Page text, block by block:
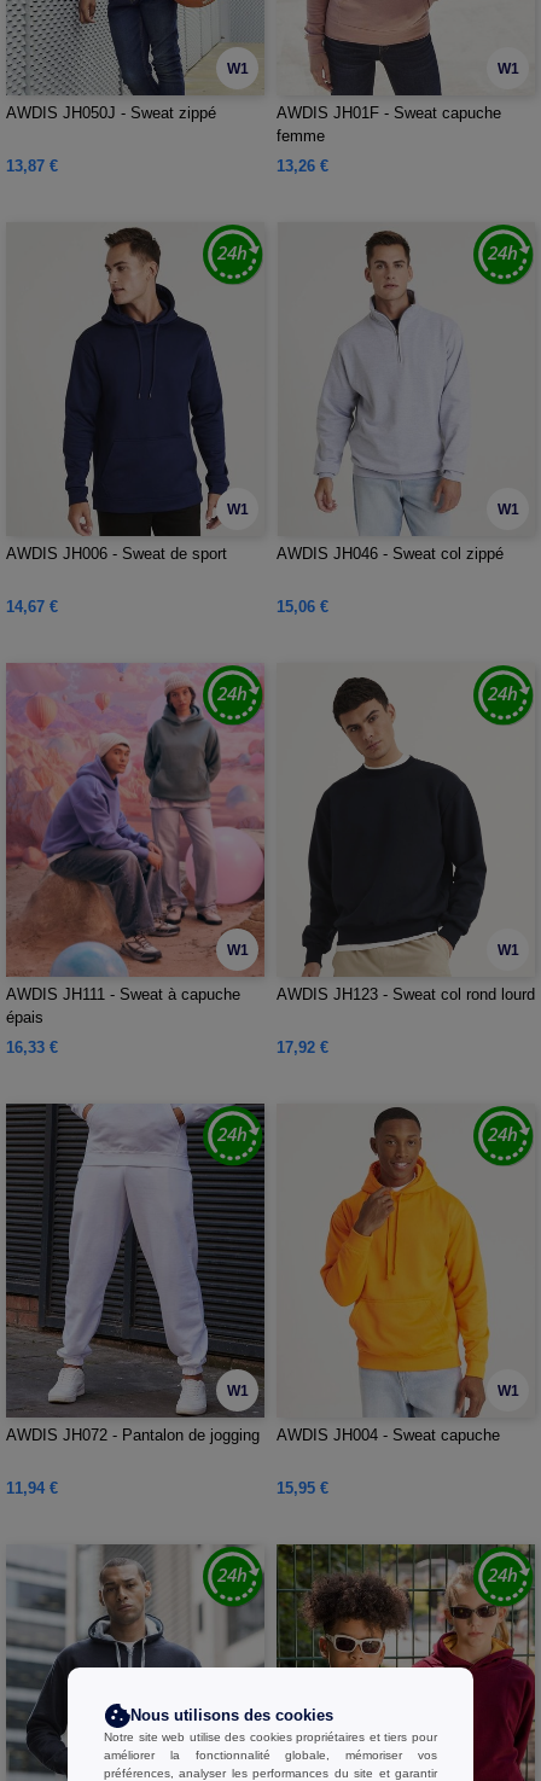
W1
AWDIS JH050J - Sweat zippé
13,87 €
W1
AWDIS JH01F - Sweat capuche
femme
13,26 €
W1
AWDIS JH006 - Sweat de sport
14,67 €
W1
AWDIS JH046 - Sweat col zippé
15,06 €
W1
AWDIS JH111 - Sweat à capuche
épais
16,33 €
W1
AWDIS JH123 - Sweat col rond lourd
17,92 €
W1
AWDIS JH072 - Pantalon de jogging
11,94 €
W1
AWDIS JH004 - Sweat capuche
15,95 €
Nous utilisons des cookies
Notre site web utilise des cookies propriétaires et tiers pour
améliorer la fonctionnalité globale, mémoriser vos
préférences, analyser les performances du site et garantir